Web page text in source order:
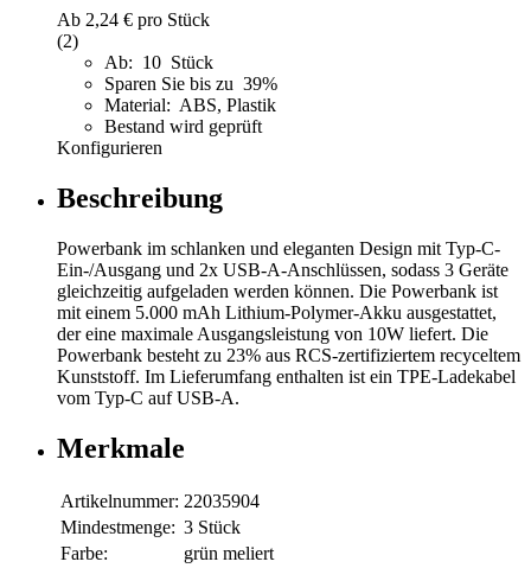
Ab 2,24 € pro Stück
(2)
Ab: 10 Stück
Sparen Sie bis zu 39%
Material: ABS, Plastik
Bestand wird geprüft
Konfigurieren
Beschreibung
Powerbank im schlanken und eleganten Design mit Typ-C-
Ein-/Ausgang und 2x USB-A-Anschlüssen, sodass 3 Geräte
gleichzeitig aufgeladen werden können. Die Powerbank ist
mit einem 5.000 mAh Lithium-Polymer-Akku ausgestattet,
der eine maximale Ausgangsleistung von 10W liefert. Die
Powerbank besteht zu 23% aus RCS-zertifiziertem recyceltem
Kunststoff. Im Lieferumfang enthalten ist ein TPE-Ladekabel
vom Typ-C auf USB-A.
Merkmale
Artikelnummer: 22035904
Mindestmenge: 3 Stück
Farbe:
grün meliert